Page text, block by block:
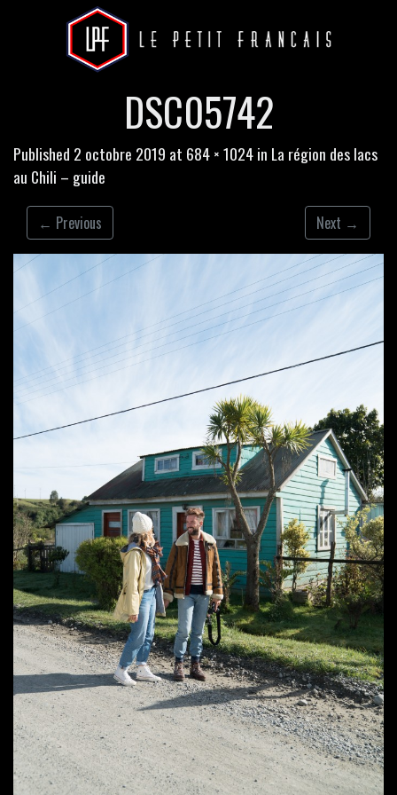
DSC05742
Published 2 octobre 2019 at 684 × 1024in La région des lacs
au Chili – guide
← Previous Next →